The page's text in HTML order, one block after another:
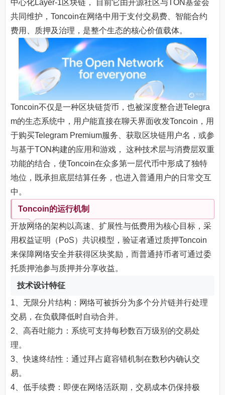
中心化Layer-1区块链， 目前它由开源社区与TON基金会
共同维护，Toncoin在网络中用于支付交易费、智能合约
费用、质押及治理，是整个生态的核心价值载体。
Toncoin不仅是一种区块链货币，也被深度整合进Telegra
m的生态系统中，用户能直接在聊天界面收发Toncoin，用
于购买Telegram Premium服务、获取区块链用户名，或参
与基于TON构建的应用和游戏， 这种技术层与消费层双重
功能的结合，使Toncoin在众多第一层代币中形成了独特
地位，既承担底层结算任务，也进入普通用户的日常交互
中。
Toncoin的运行机制
开放网络的架构以高速、扩展性与低费用为核心目标，采
用权益证明（PoS）共识模型，验证者通过质押Toncoin
来保障网络安全并获得区块奖励，而普通持币者可通过委
托质押池参与质押并分享收益。
技术设计特征
1、无限分片结构：网络可被拆分为多个分片链并行处理
交易，在负载降低时自动合并。
2、高吞吐能力：系统可支持每秒数百万级别的交易处
理。
3、快速终结性：通过拜占庭容错机制在数秒内确认交
易。
4、低手续费：即便在网络活跃期，交易成本仍保持极